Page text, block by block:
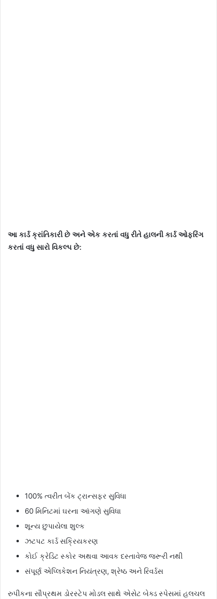
આ કાર્ડ ક્રાંતિકારી છે અને એક કરતાં વધુ રીતે હાલની કાર્ડ ઓફરિંગ
કરતાં વધુ સારો વિકલ્પ છે:
100% ત્વરીત બેંક ટ્રાન્સફર સુવિધા
60 મિનિટમાં ઘરના આંગણે સુવિધા
શૂન્ય છુપાયેલા શુલ્ક
ઝટપટ કાર્ડ સક્રિયકરણ
કોઈ ક્રેડિટ સ્કોર અથવા આવક દસ્તાવેજ જરૂરી નથી
સંપૂર્ણ એપ્લિકેશન નિયંત્રણ, શ્રેષ્ઠ અને રિવર્ડસ
રુપીકના સૌપ્રથમ ડોરસ્ટેપ મોડલ સાથે એસેટ બેક્ડ સ્પેસમાં હલચલ